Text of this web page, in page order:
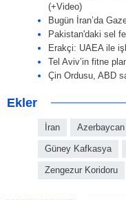
(+Video)
Bugün İran’da
Pakistan'daki sel
Erakçi: UAEA ile
Tel Aviv’in fitne
Çin Ordusu, ABD
Ekler
İran
Güney Kafkasya
Zengezur Koridoru